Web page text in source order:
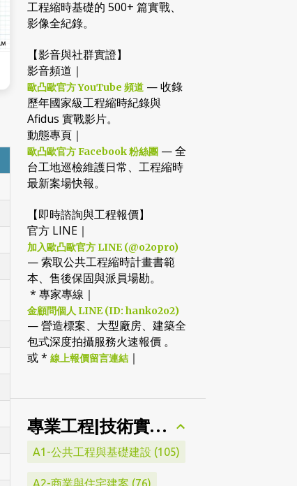
工程縮時基礎的 500+ 篇實戰、
影像全紀錄。
【影音與社群實證】
影音頻道｜
歐凸歐官方 YouTube 頻道 — 收錄
歷年國家級工程縮時紀錄與
Afidus 實戰影片。
動態專頁｜
歐凸歐官方 Facebook 粉絲團 — 全
台工地巡檢維護日常、工程縮時
最新案場快報。
【即時諮詢與工程報價】
官方 LINE｜
加入歐凸歐官方 LINE (@o2opro)
— 索取公共工程縮時計畫書範
本、售後保固與派員場勘。
* 專家專線｜
金顧問個人 LINE (ID: hanko2o2)
— 營造標案、大型廠房、建築全
包式深度拍攝服務火速報價 。
或 * 線上報價留言連結 ｜
專業工程|技術實績分類
A1-公共工程與基礎建設 105
A2-商業與住宅建案 76